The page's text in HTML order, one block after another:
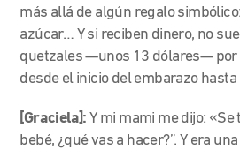
más allá de algún regalo
azúcar… Y si reciben dinero, no
quetzales —unos 13 dólares— por
desde el inicio del embarazo
[Graciela]:Y mi mami me dijo:
bebé, ¿qué vas a hacer?”. Y era